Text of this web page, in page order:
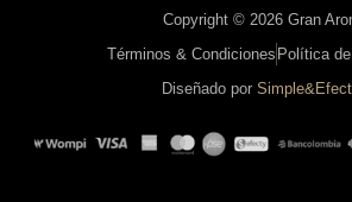
Copyright © 2026 Gran
Términos & Condiciones Política
Diseñado por